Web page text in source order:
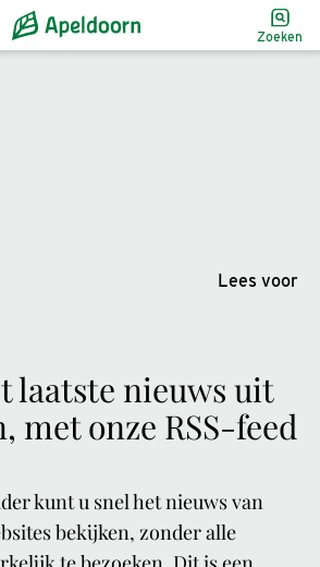
Zoeken
Lees voor
laatste nieuws uit
met onze RSS-feed
kunt u snel het nieuws van
bekijken, zonder alle